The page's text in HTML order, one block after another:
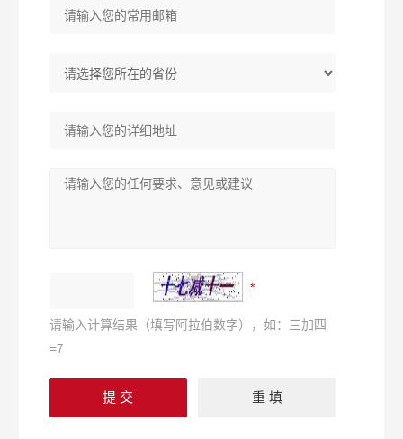
请输入计算结果（填写阿拉伯数字），如：三加四
=7